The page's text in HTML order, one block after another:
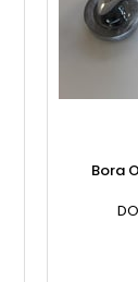
Bora